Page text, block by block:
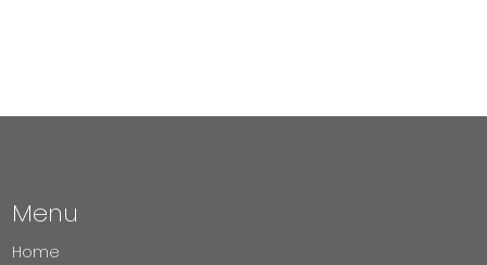
Menu
Home